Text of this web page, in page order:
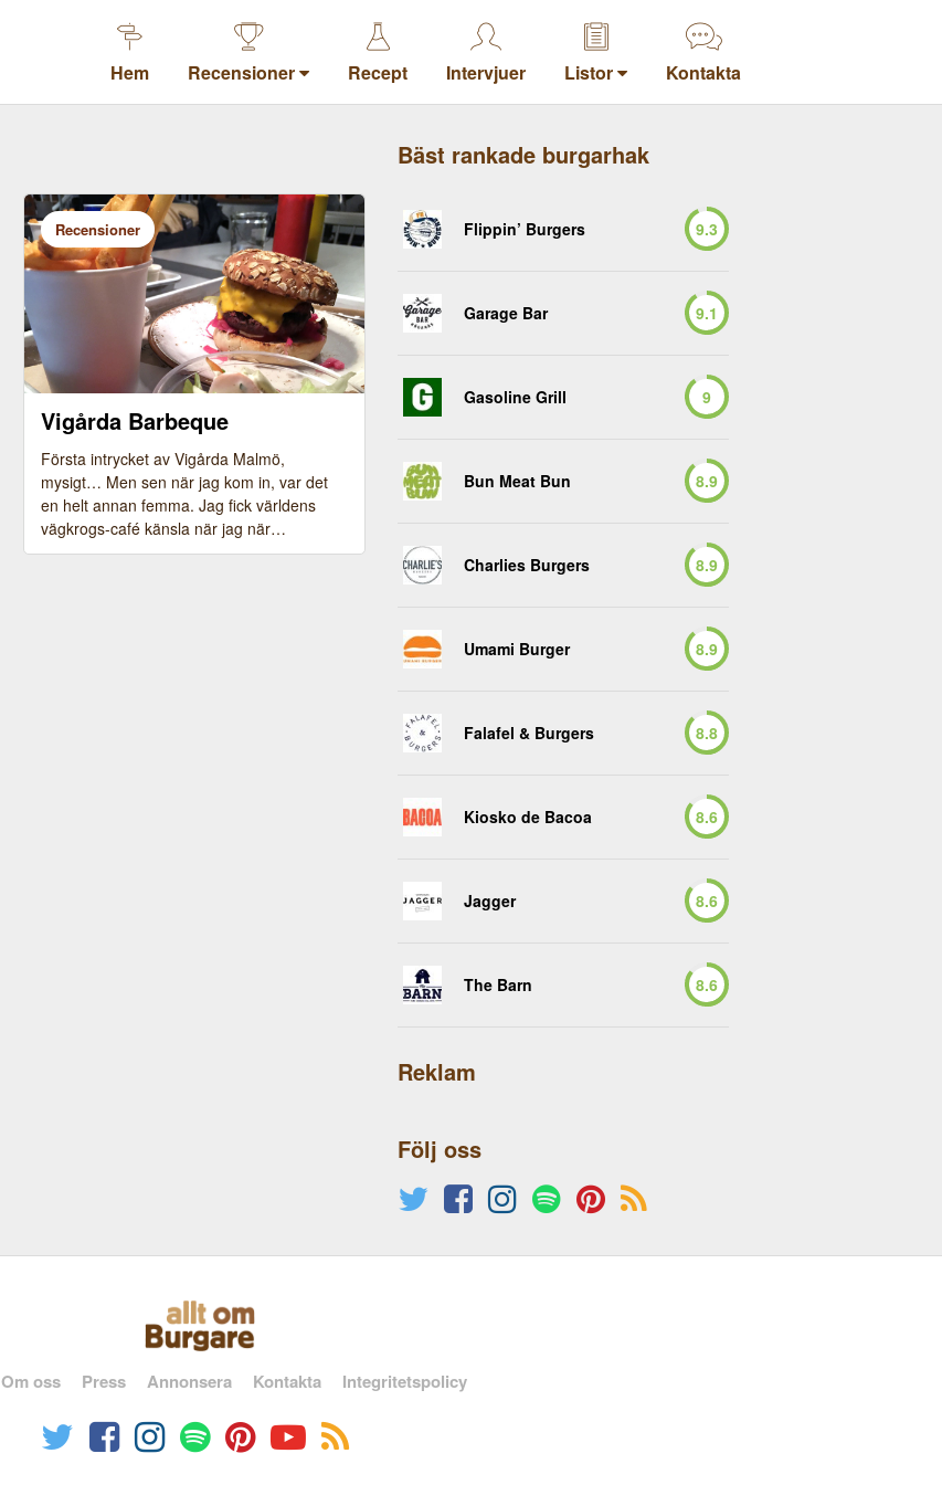
Hem Recensioner Recept Intervjuer Listor Kontakta
Recensioner
Vigårda Barbeque
Första intrycket av Vigårda Malmö,
mysigt… Men sen när jag kom in, var det
en helt annan femma. Jag fick världens
vägkrogs-café känsla när jag när…
Bäst rankade burgarhak
Flippin’ Burgers 9.3
Garage Bar 9.1
Gasoline Grill 9
Bun Meat Bun 8.9
Charlies Burgers 8.9
Umami Burger 8.9
Falafel & Burgers 8.8
Kiosko de Bacoa 8.6
Jagger 8.6
The Barn 8.6
Reklam
Följ oss
Om oss Press Annonsera Kontakta Integritetspolicy